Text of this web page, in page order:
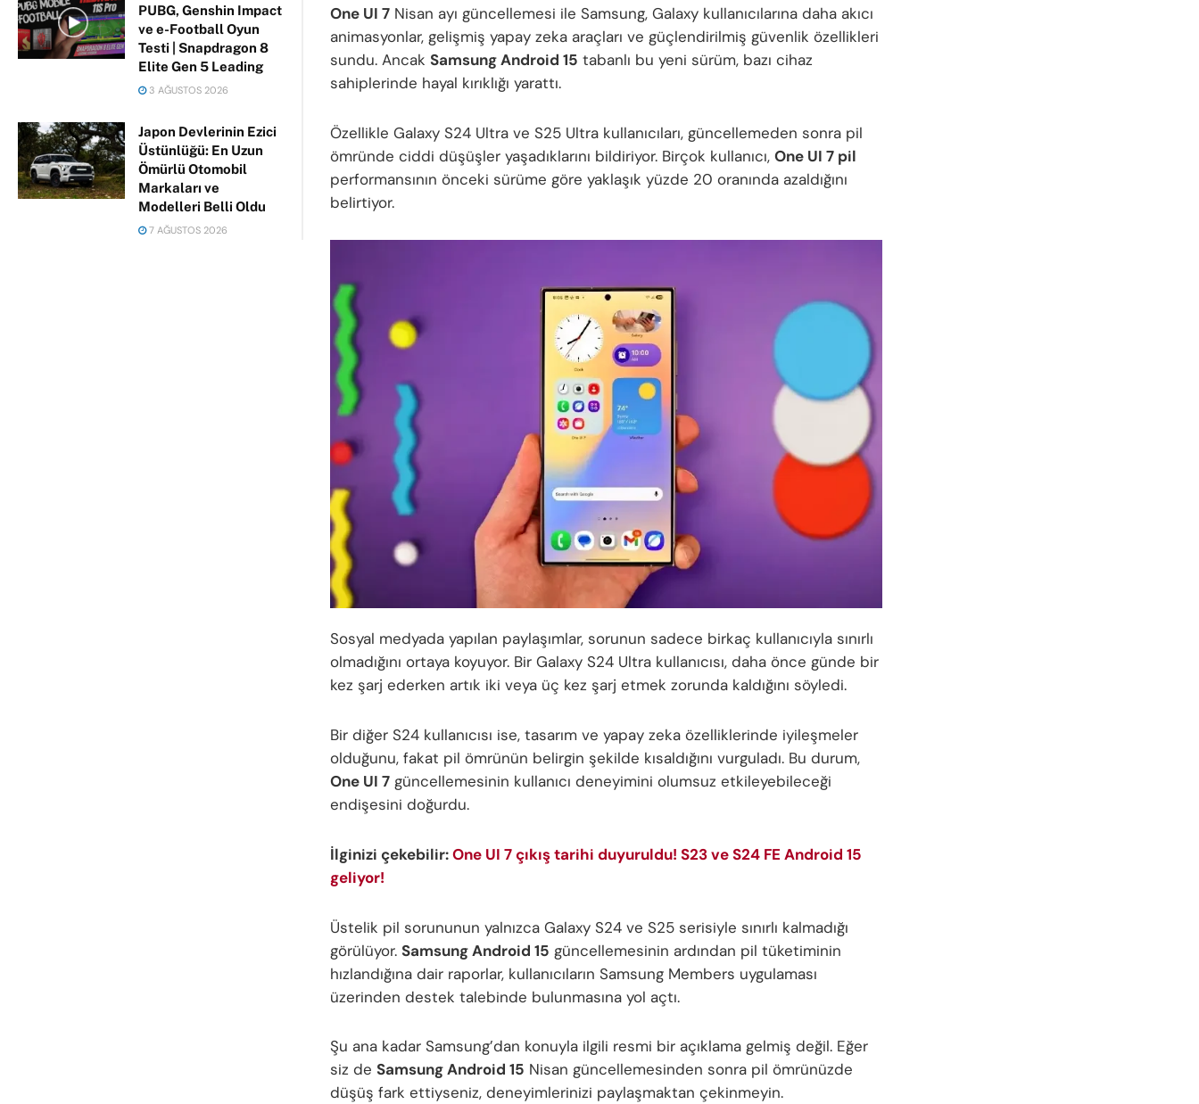
PUBG, Genshin Impact
ve e-Football Oyun
Testi | Snapdragon 8
Elite Gen 5 Leading
3 AĞUSTOS 2026
Japon Devlerinin Ezici
Üstünlüğü: En Uzun
Ömürlü Otomobil
Markaları ve
Modelleri Belli Oldu
7 AĞUSTOS 2026
One UI 7 Nisan ayı güncellemesi ile Samsung, Galaxy kullanıcılarına daha akıcı
animasyonlar, gelişmiş yapay zeka araçları ve güçlendirilmiş güvenlik özellikleri
sundu. Ancak Samsung Android 15 tabanlı bu yeni sürüm, bazı cihaz
sahiplerinde hayal kırıklığı yarattı.
Özellikle Galaxy S24 Ultra ve S25 Ultra kullanıcıları, güncellemeden sonra pil
ömründe ciddi düşüşler yaşadıklarını bildiriyor. Birçok kullanıcı, One UI 7 pil
performansının önceki sürüme göre yaklaşık yüzde 20 oranında azaldığını
belirtiyor.
Sosyal medyada yapılan paylaşımlar, sorunun sadece birkaç kullanıcıyla sınırlı
olmadığını ortaya koyuyor. Bir Galaxy S24 Ultra kullanıcısı, daha önce günde bir
kez şarj ederken artık iki veya üç kez şarj etmek zorunda kaldığını söyledi.
Bir diğer S24 kullanıcısı ise, tasarım ve yapay zeka özelliklerinde iyileşmeler
olduğunu, fakat pil ömrünün belirgin şekilde kısaldığını vurguladı. Bu durum,
One UI 7 güncellemesinin kullanıcı deneyimini olumsuz etkileyebileceği
endişesini doğurdu.
İlginizi çekebilir:One UI 7 çıkış tarihi duyuruldu! S23 ve S24 FE Android 15
geliyor!
Üstelik pil sorununun yalnızca Galaxy S24 ve S25 serisiyle sınırlı kalmadığı
görülüyor. Samsung Android 15 güncellemesinin ardından pil tüketiminin
hızlandığına dair raporlar, kullanıcıların Samsung Members uygulaması
üzerinden destek talebinde bulunmasına yol açtı.
Şu ana kadar Samsung’dan konuyla ilgili resmi bir açıklama gelmiş değil. Eğer
siz de Samsung Android 15 Nisan güncellemesinden sonra pil ömrünüzde
düşüş fark ettiyseniz, deneyimlerinizi paylaşmaktan çekinmeyin.